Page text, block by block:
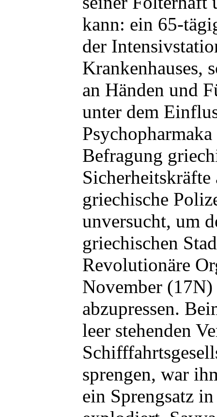
kann: ein 65-
der
Krankenhauses,
an Händen und
unter dem
Befragung
Sicherheitskräfte
griechische
unversucht, um
griechischen
Revolutionäre
November
abzupressen.
leer stehenden
sprengen, war
ein Sprengsatz